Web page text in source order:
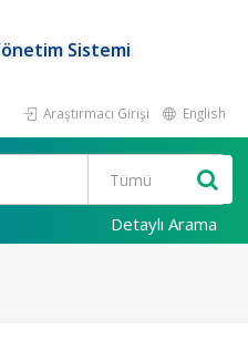
Sistemi
Araştırmacı Girişi English
Detaylı Arama